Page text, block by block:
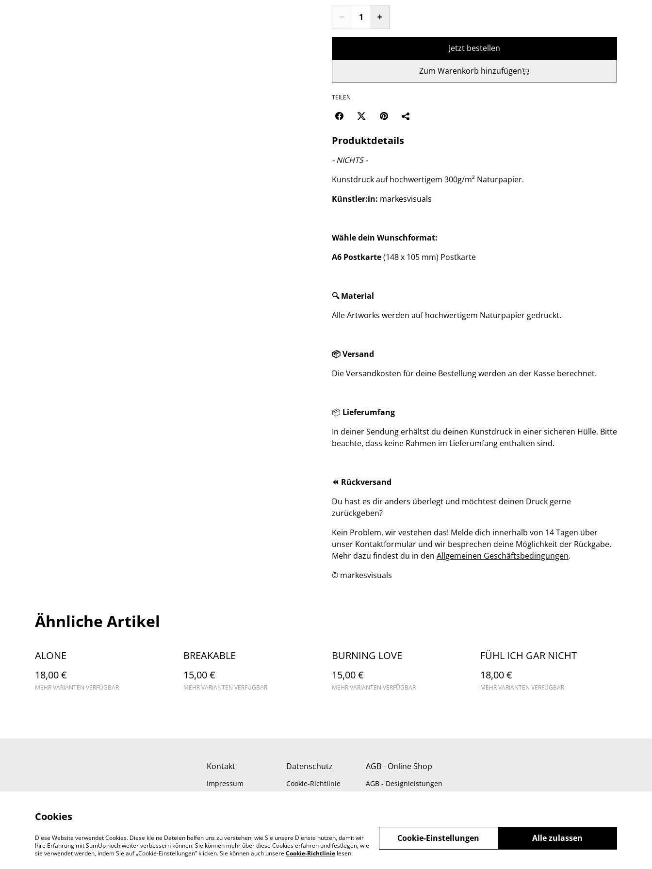
Jetzt bestellen
Zum Warenkorb hinzufügen
TEILEN
Produktdetails
- NICHTS -
Kunstdruck auf hochwertigem 300g/m² Naturpapier.
Künstler:in: markesvisuals
Wähle dein Wunschformat:
A6 Postkarte(148 x 105 mm) Postkarte
🔍 Material
Alle Artworks werden auf hochwertigem Naturpapier gedruckt.
📦 Versand
Die Versandkosten für deine Bestellung werden an der Kasse berechnet.
📦 Lieferumfang
In deiner Sendung erhältst du deinen Kunstdruck in einer sicheren Hülle. Bitte
beachte, dass keine Rahmen im Lieferumfang enthalten sind.
⏪ Rückversand
Du hast es dir anders überlegt und möchtest deinen Druck gerne
zurückgeben?
Kein Problem, wir vestehen das! Melde dich innerhalb von 14 Tagen über
unser Kontaktformular und wir besprechen deine Möglichkeit der Rückgabe.
Mehr dazu findest du in den Allgemeinen Geschäftsbedingungen.
© markesvisuals
Ähnliche Artikel
ALONE
18,00 €
MEHR VARIANTEN VERFÜGBAR
BREAKABLE
15,00 €
MEHR VARIANTEN VERFÜGBAR
BURNING LOVE
15,00 €
MEHR VARIANTEN VERFÜGBAR
FÜHL ICH GAR NICHT
18,00 €
MEHR VARIANTEN VERFÜGBAR
Kontakt
Impressum
Datenschutz
Cookie-Richtlinie
AGB - Online Shop
AGB - Designleistungen
©2026 markesvisuals
Cookies
Diese Website verwendet Cookies. Diese kleine Dateien helfen uns zu verstehen, wie Sie unsere Dienste nutzen, damit wir
Ihre Erfahrung mit SumUp noch weiter verbessern können. Sie können mehr über diese Cookies erfahren und festlegen, wie
sie verwendet werden, indem Sie auf „Cookie-Einstellungen” klicken. Sie können auch unsereCookie-Richtlinie lesen.
Alle zulassen
Cookie-Einstellungen